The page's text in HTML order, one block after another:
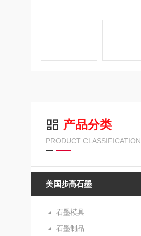
产品分类
PRODUCT CLASSIFICATION
美国步高石墨
石墨模具
石墨制品